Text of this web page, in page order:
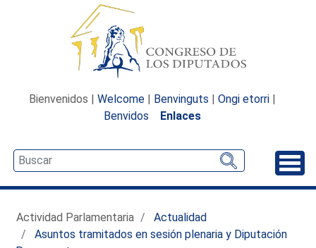
Bienvenidos | Welcome | Benvinguts | Ongi etorri |
Benvidos
Enlaces
Actividad Parlamentaria
Actualidad
Asuntos tramitados en sesión plenaria y Diputación